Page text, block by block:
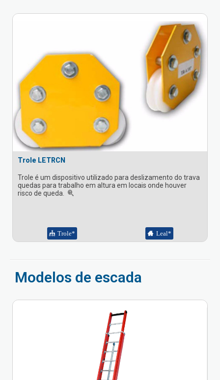
Trole LETRCN
Trole é um dispositivo utilizado para deslizamento do trava
quedas para trabalho em altura em locais onde houver
risco de queda.
Trole* Leal*
Modelos de escada